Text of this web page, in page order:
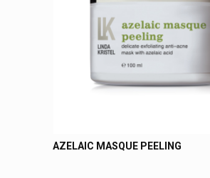
AZELAIC MASQUE PEELING